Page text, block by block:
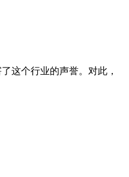
这个行业的声誉。对此，